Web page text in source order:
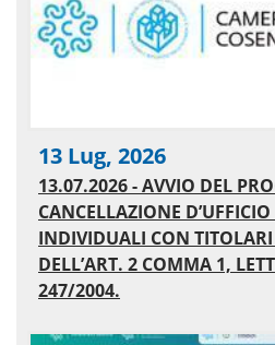
13 Lug, 2026
13.07.2026 - AVVIO DEL
CANCELLAZIONE
INDIVIDUALI CON TITOLARI
DELL’ART. 2 COMMA 1,
247/2004.